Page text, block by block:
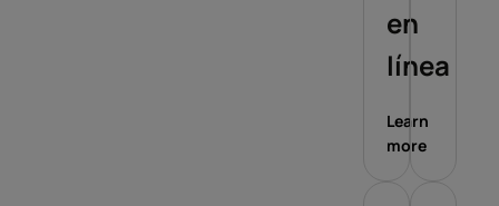
en
línea
Learn
more